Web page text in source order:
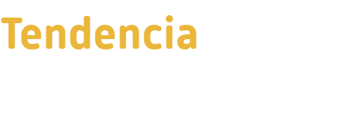
Tendencia